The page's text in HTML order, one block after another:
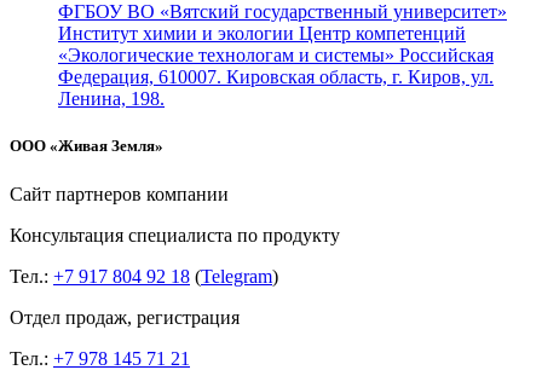
ФГБОУ ВО «Вятский государственный университет»
Институт химии и экологии Центр компетенций
«Экологические технологам и системы» Российская
Федерация, 610007. Кировская область, г. Киров, ул.
Ленина, 198.
ООО «Живая Земля»
Сайт партнеров компании
Консультация специалиста по продукту
Тел.: +7 917 804 92 18 (Telegram)
Отдел продаж, регистрация
Тел.: +7 978 145 71 21